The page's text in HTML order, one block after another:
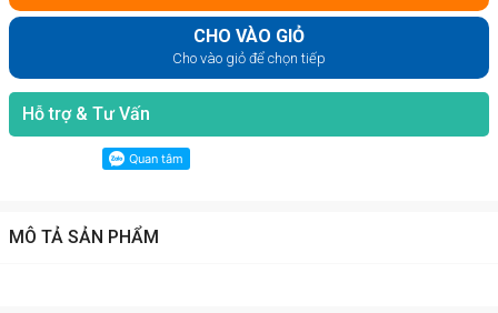
CHO VÀO GIỎ
Cho vào giỏ để chọn tiếp
Hỗ trợ & Tư Vấn
MÔ TẢ SẢN PHẨM